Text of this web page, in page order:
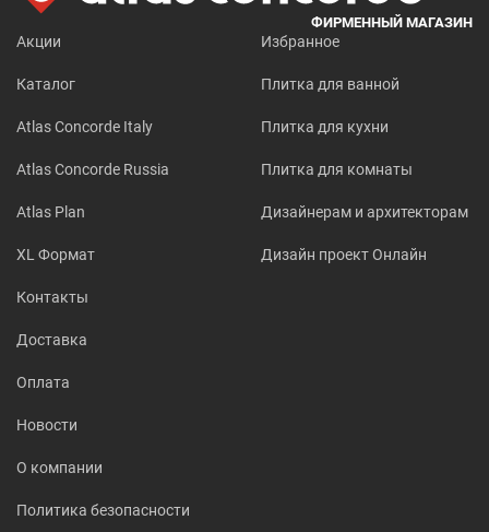
ФИРМЕННЫЙ МАГАЗИН
Акции
Каталог
Atlas Concorde Italy
Atlas Concorde Russia
Atlas Plan
XL Формат
Избранное
Плитка для ванной
Плитка для кухни
Плитка для комнаты
Дизайнерам и архитекторам
Дизайн проект Онлайн
Контакты
Доставка
Оплата
Новости
О компании
Политика безопасности